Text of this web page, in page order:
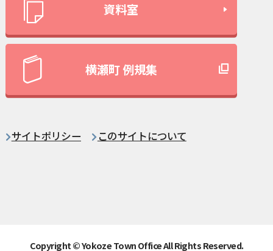
資料室
横瀬町 例規集
サイトポリシー このサイトについて
Copyright © Yokoze Town Office All Rights Reserved.